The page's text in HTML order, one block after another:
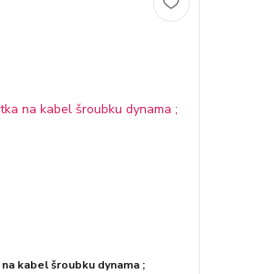
kabel šroubku dynama ;